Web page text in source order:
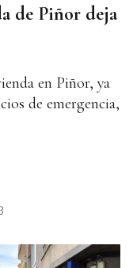
de Piñor deja
en Piñor, ya
de emergencia,